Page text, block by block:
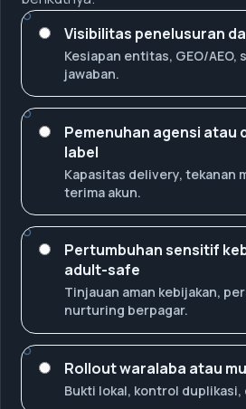
Visibilitas penelusuran
Kesiapan entitas, GEO/AEO,
jawaban.
Pemenuhan agensi atau
label
Kapasitas delivery, tekanan
terima akun.
Pertumbuhan sensitif
adult-safe
Tinjauan aman kebijakan,
nurturing berpagar.
Rollout waralaba atau
Bukti lokal, kontrol duplikasi,